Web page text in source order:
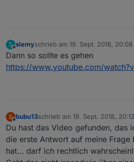
S slemyschrieb am 19. Sept. 2018, 20:08
zuletzt editiert von
Dann so sollte es gehen
https://www.youtube.com/
B
Offline
bubu13schrieb am 19. Sept. 2018, 20:13
zuletzt editiert von
Du hast das Video gefunden, das
die erste Antwort auf meine Frage
hat… darf ich rechtlich